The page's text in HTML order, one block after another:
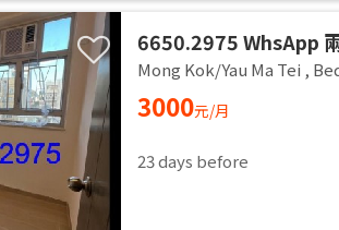
6650.2975 WhsApp
287呎 全新裝修 分租
四通八達 三面大窗 空
水電
Mong Kok/Yau Ma Tei ,
3000元/月
23 days before